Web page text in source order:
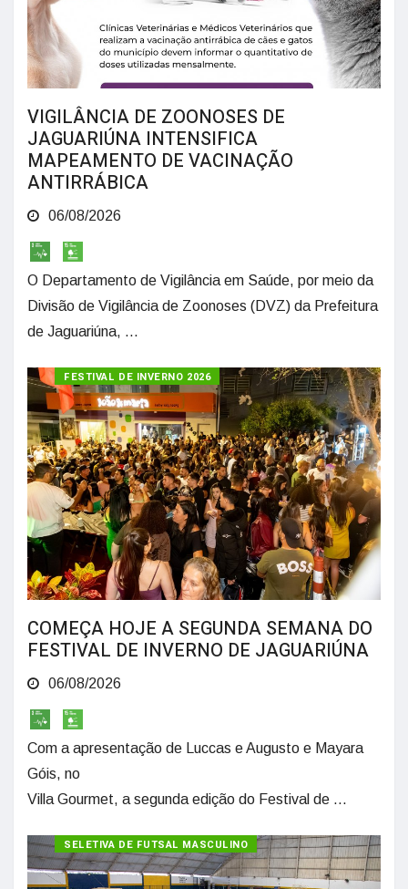
VIGILÂNCIA DE ZOONOSES DE
JAGUARIÚNA INTENSIFICA
MAPEAMENTO DE VACINAÇÃO
ANTIRRÁBICA
06/08/2026
O Departamento de Vigilância em Saúde, por meio da
Divisão de Vigilância de Zoonoses (DVZ) da Prefeitura
de Jaguariúna, ...
FESTIVAL DE INVERNO 2026
COMEÇA HOJE A SEGUNDA SEMANA DO
FESTIVAL DE INVERNO DE JAGUARIÚNA
06/08/2026
Com a apresentação de Luccas e Augusto e Mayara
Góis, no
Villa Gourmet, a segunda edição do Festival de ...
SELETIVA DE FUTSAL MASCULINO